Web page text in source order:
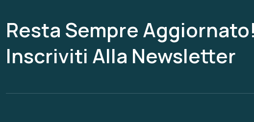
Resta Sempre Aggiornato!
Inscriviti Alla Newsletter